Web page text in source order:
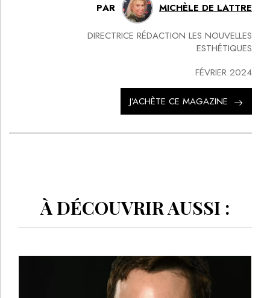
PAR MICHÈLE DE LATTRE
DIRECTRICE RÉDACTION LES NOUVELLES
ESTHÉTIQUES
FÉVRIER 2024
J’ACHÈTE CE MAGAZINE
À DÉCOUVRIR AUSSI :